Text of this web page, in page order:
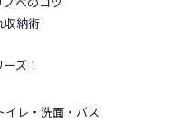
収納術
ズ！
イレ・洗面・バス